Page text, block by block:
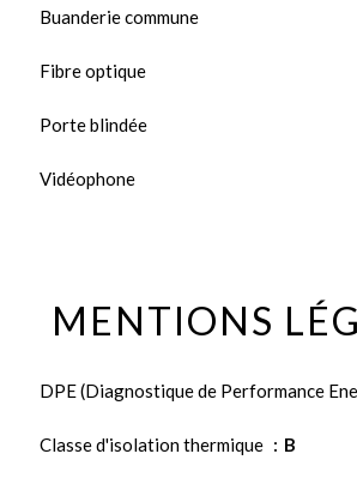
Buanderie commune
Fibre optique
Porte blindée
Vidéophone
MENTIONS
DPE (Diagnostique de Performance
Classe d'isolation thermique B